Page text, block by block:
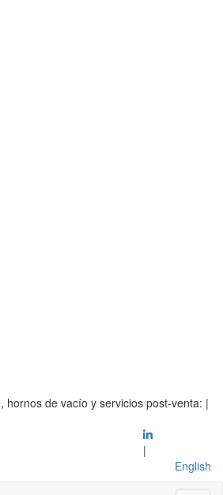
hornos de vacío y servicios post-venta: |
|
English